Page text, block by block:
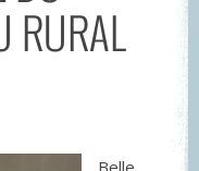
RURAL
Belle